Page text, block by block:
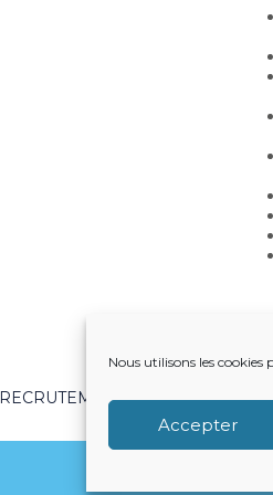
Nous utilisons les cookies
Accepter
RECRUTEMENT NOTRE